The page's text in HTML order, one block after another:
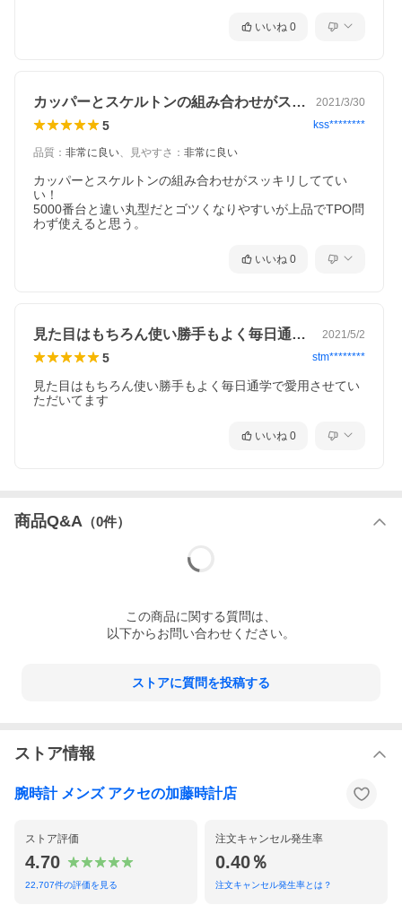
いいね 0
カッパーとスケルトンの組み合わせがスッ… 2021/3/30
5 kss********
品質 ： 非常に良い、 見やすさ ： 非常に良い
カッパーとスケルトンの組み合わせがスッキリしててい
い！
5000番台と違い丸型だとゴツくなりやすいが上品でTPO問
わず使えると思う。
いいね 0
見た目はもちろん使い勝手もよく毎日通学… 2021/5/2
5 stm********
見た目はもちろん使い勝手もよく毎日通学で愛用させてい
ただいてます
いいね 0
商品Q&A （0件）
この商品に関する質問は、
以下からお問い合わせください。
ストアに質問を投稿する
ストア情報
腕時計 メンズ アクセの加藤時計店
ストア評価
4.70
22,707件の評価を見る
注文キャンセル発生率
0.40％
注文キャンセル発生率とは？